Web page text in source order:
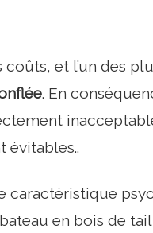
et l’un des
. En
évitables..
caractéristique
en bois de